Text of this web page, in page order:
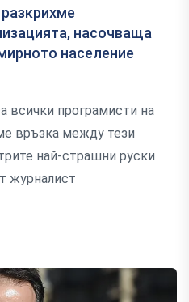
насочваща
население
всички програмисти на
връзка между тези
най-страшни руски
журналист